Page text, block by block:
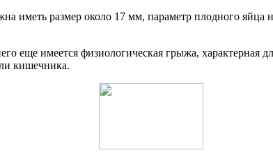
иметь размер около 17 мм, параметр плодного
еще имеется физиологическая грыжа, характерная
кишечника.